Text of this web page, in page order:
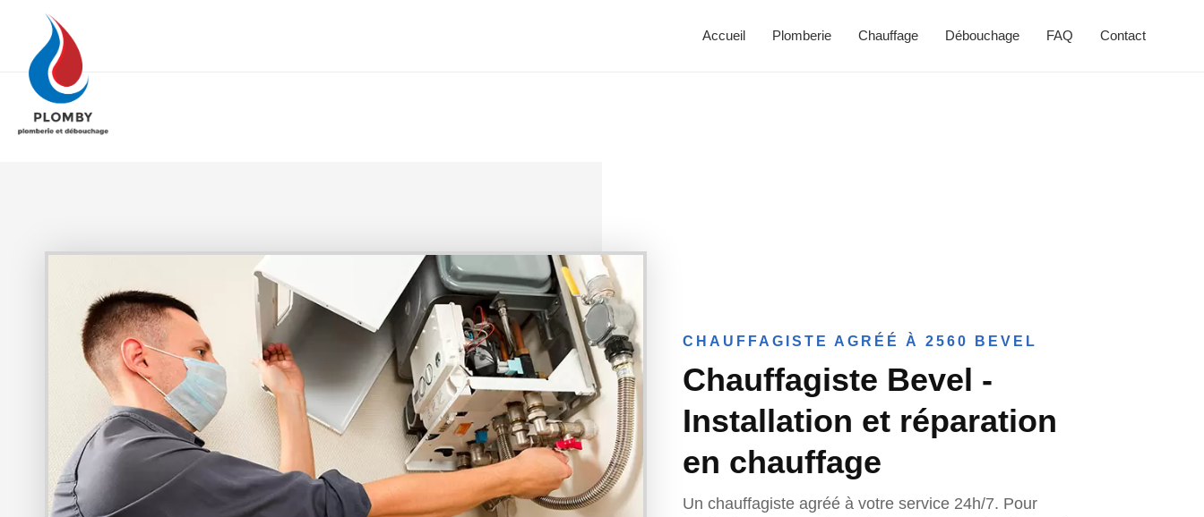
Accueil Plomberie Chauffage Débouchage FAQ Contact
CHAUFFAGISTE AGRÉÉ À 2560 BEVEL
Chauffagiste Bevel -
Installation et réparation
en chauffage
Un chauffagiste agréé à votre service 24h/7. Pour